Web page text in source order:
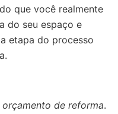
que você realmente
do seu espaço e
etapa do processo
orçamento de reforma.